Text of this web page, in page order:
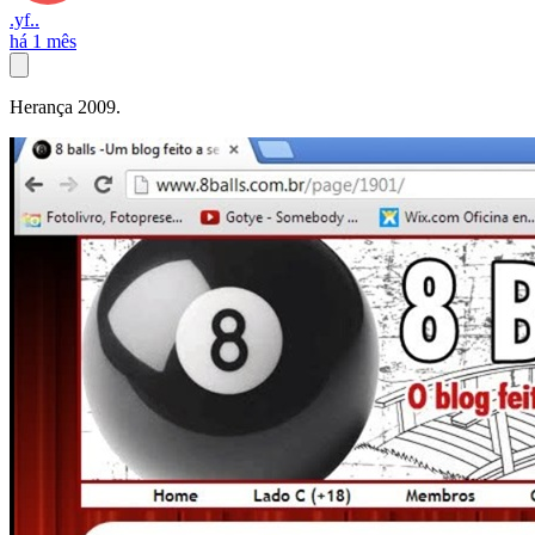
.yf..
há 1 mês
Herança 2009.